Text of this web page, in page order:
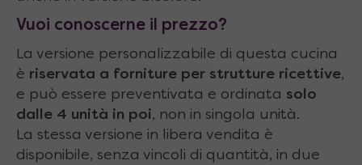
Vuoi conoscerne il prezzo?
La versione personalizzabile di questa cucina
è riservata a forniture per strutture ricettive,
e può essere preventivata e ordinata solo
dalle 4 unità in poi, non in singola unità.
La stessa versione in libera vendita è
disponibile, senza vincoli di quantità, in due